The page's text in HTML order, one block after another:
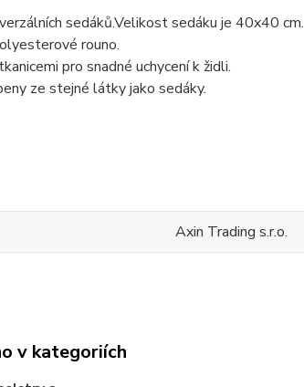
sedáků.Velikost sedáku je 40x40 cm.
rouno.
pro snadné uchycení k židli.
ze stejné látky jako sedáky.
Axin Trading s.r.o.
v kategoriích